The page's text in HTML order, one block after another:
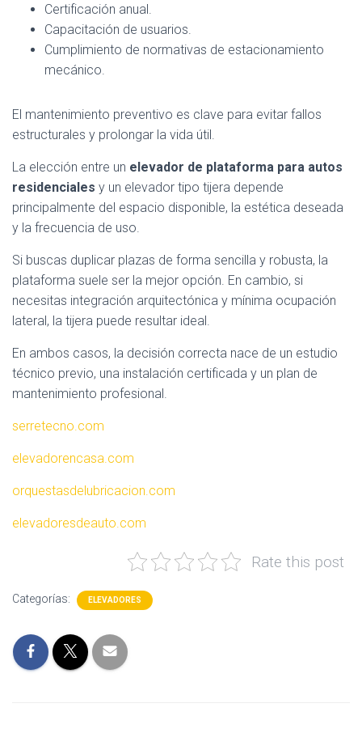
Certificación anual.
Capacitación de usuarios.
Cumplimiento de normativas de estacionamiento
mecánico.
El mantenimiento preventivo es clave para evitar fallos
estructurales y prolongar la vida útil.
La elección entre un elevador de plataforma para autos
residenciales y un elevador tipo tijera depende
principalmente del espacio disponible, la estética deseada
y la frecuencia de uso.
Si buscas duplicar plazas de forma sencilla y robusta, la
plataforma suele ser la mejor opción. En cambio, si
necesitas integración arquitectónica y mínima ocupación
lateral, la tijera puede resultar ideal.
En ambos casos, la decisión correcta nace de un estudio
técnico previo, una instalación certificada y un plan de
mantenimiento profesional.
serretecno.com
elevadorencasa.com
orquestasdelubricacion.com
elevadoresdeauto.com
Rate this post
Categorías: ELEVADORES